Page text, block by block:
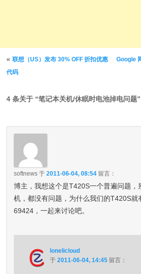
文章导航
«联想（US）发布 30% OFF 折扣优惠
代码
Google
4 条关于 “笔记本关机/休眠时电池掉电问题
softnews 于2011-06-04, 08:54 留言：
博主，我想这个是T420S一个普遍问题，
机，都没有问题，为什么我们的T420S就
69424，一起来讨论吧。
lonelicloud
于2011-06-04, 14:45 留言：